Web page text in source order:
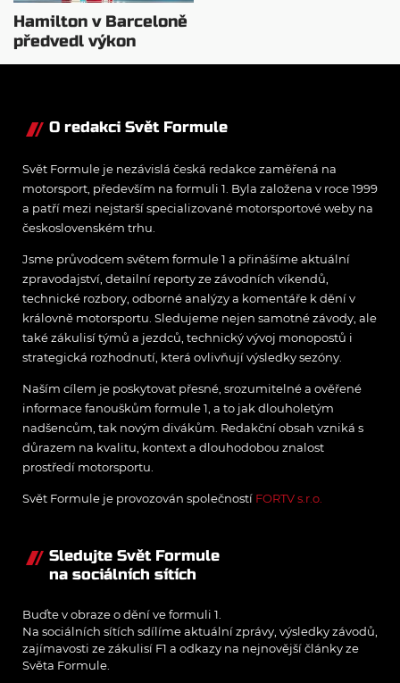
Hamilton v Barceloně
předvedl výkon
pravého šampiona
O redakci Svět Formule
Svět Formule je nezávislá česká redakce zaměřená na
motorsport, především na formuli 1. Byla založena v roce 1999
a patří mezi nejstarší specializované motorsportové weby na
československém trhu.
Jsme průvodcem světem formule 1 a přinášíme aktuální
zpravodajství, detailní reporty ze závodních víkendů,
technické rozbory, odborné analýzy a komentáře k dění v
královně motorsportu. Sledujeme nejen samotné závody, ale
také zákulisí týmů a jezdců, technický vývoj monopostů i
strategická rozhodnutí, která ovlivňují výsledky sezóny.
Naším cílem je poskytovat přesné, srozumitelné a ověřené
informace fanouškům formule 1, a to jak dlouholetým
nadšencům, tak novým divákům. Redakční obsah vzniká s
důrazem na kvalitu, kontext a dlouhodobou znalost
prostředí motorsportu.
Svět Formule je provozován společností FORTV s.r.o.
Sledujte Svět Formule
na sociálních sítích
Buďte v obraze o dění ve formuli 1.
Na sociálních sítích sdílíme aktuální zprávy, výsledky závodů,
zajímavosti ze zákulisí F1 a odkazy na nejnovější články ze
Světa Formule.